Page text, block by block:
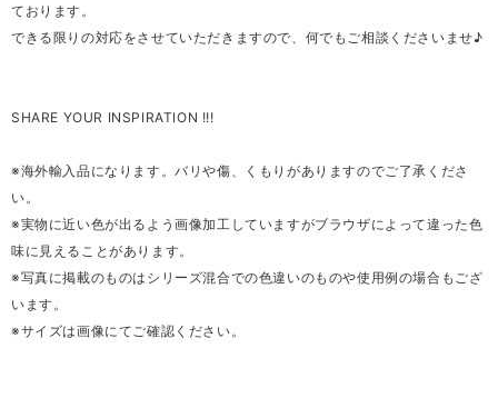
ております。
できる限りの対応をさせていただきますので、何でもご相談くださいませ♪
SHARE YOUR INSPIRATION !!!
※海外輸入品になります。バリや傷、くもりがありますのでご了承くださ
い。
※実物に近い色が出るよう画像加工していますがブラウザによって違った色
味に見えることがあります。
※写真に掲載のものはシリーズ混合での色違いのものや使用例の場合もござ
います。
※サイズは画像にてご確認ください。